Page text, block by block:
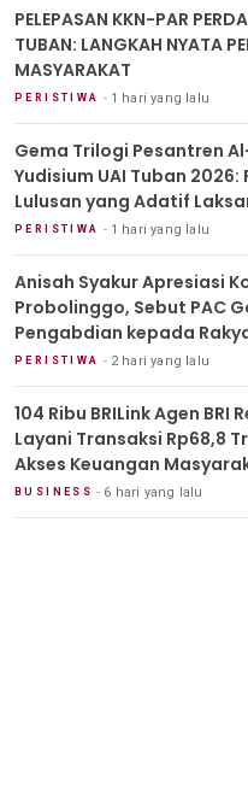
PELEPASAN KKN-PAR
TUBAN: LANGKAH NYATA
MASYARAKAT
PERISTIWA 1 hari yang lalu
Gema Trilogi Pesantren
Yudisium UAI Tuban
Lulusan yang Adatif
PERISTIWA 1 hari yang lalu
Anisah Syakur Apresiasi
Probolinggo, Sebut PAC
Pengabdian kepada
PERISTIWA 2 hari yang lalu
104 Ribu BRILink Agen BRI
Layani Transaksi Rp68,8
Akses Keuangan
BUSINESS 6 hari yang lalu